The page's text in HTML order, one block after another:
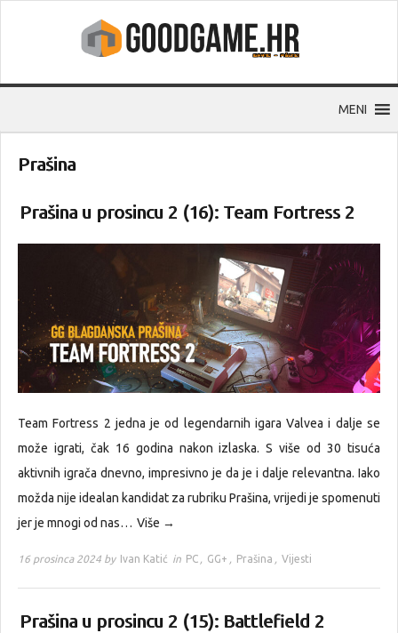
MENI
Prašina
Prašina u prosincu 2 (16): Team Fortress 2
Team Fortress 2 jedna je od legendarnih igara Valvea i dalje se
može igrati, čak 16 godina nakon izlaska. S više od 30 tisuća
aktivnih igrača dnevno, impresivno je da je i dalje relevantna. Iako
možda nije idealan kandidat za rubriku Prašina, vrijedi je spomenuti
jer je mnogi od nas… Više →
16 prosinca 2024 by Ivan Katić in PC , GG+ , Prašina , Vijesti
Prašina u prosincu 2 (15): Battlefield 2